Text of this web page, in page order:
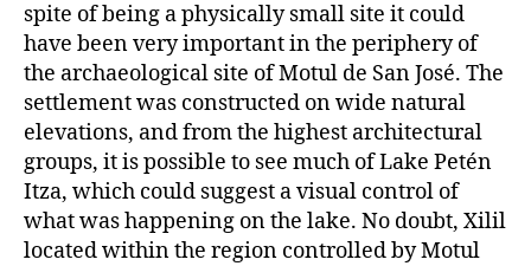
spite of being a physically small site it could
have been very important in the periphery of
the archaeological site of Motul de San José. The
settlement was constructed on wide natural
elevations, and from the highest architectural
groups, it is possible to see much of Lake Petén
Itza, which could suggest a visual control of
what was happening on the lake. No doubt, Xilil
located within the region controlled by Motul